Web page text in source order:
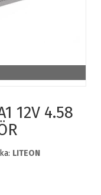
12V 4.58
LITEON